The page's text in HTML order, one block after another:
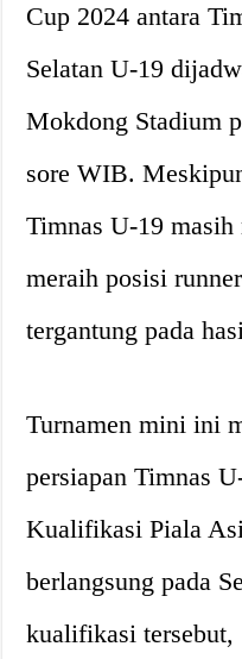
Cup 2024 antara
Selatan U-19
Mokdong Stadium
sore WIB.
Timnas U-19
meraih posisi
tergantung pada
Turnamen mini ini
persiapan Timnas
Kualifikasi Piala
berlangsung pada
kualifikasi tersebut,